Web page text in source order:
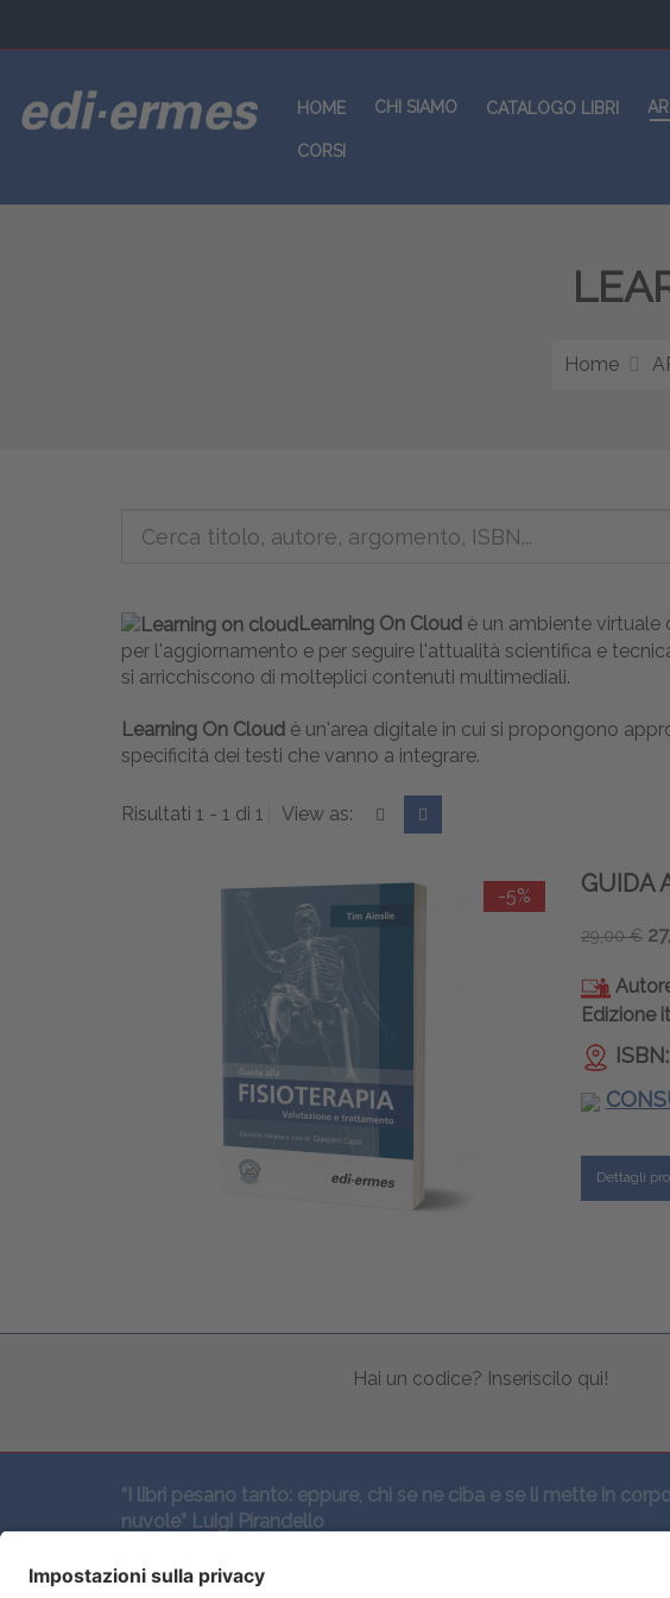
HOME CHI SIAMO CATALOGO LIBRI
CORSI
Home
Learning On Cloud è un ambiente
per l'aggiornamento e per seguire l'attualità scientifica e
si arricchiscono di molteplici contenuti multimediali.
Learning On Cloud è un'area digitale in cui si propongono
specificità dei testi che vanno a integrare.
Risultati 1 - 1 di 1 View as:
-5% GUIDA
29,00 €
Edizione
ISBN:
Dettagli
Hai un codice? Inseriscilo qui!
“I libri pesano tanto: eppure, chi se ne ciba e se li mette in
nuvole” Luigi Pirandello